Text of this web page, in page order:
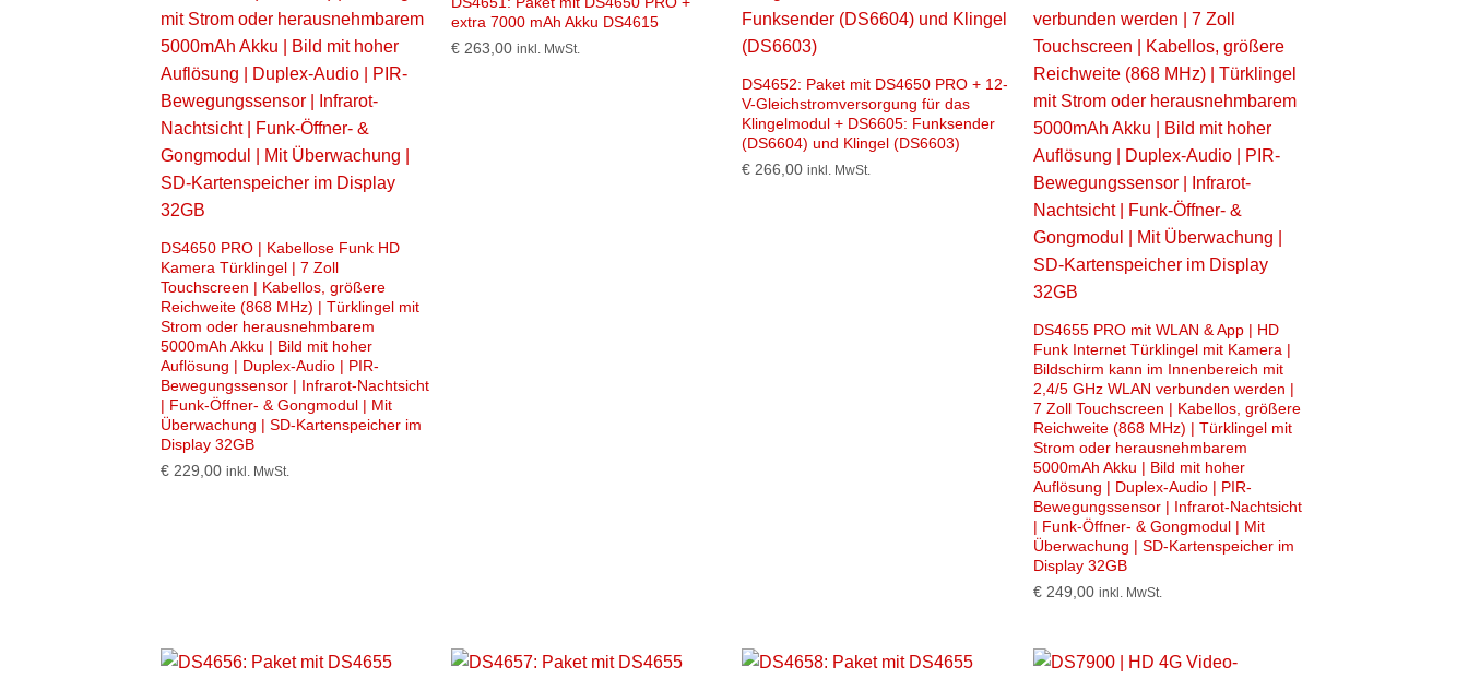
DS4650 PRO | Kabellose Funk HD
Kamera Türklingel | 7 Zoll
Touchscreen | Kabellos, größere
Reichweite (868 MHz) | Türklingel mit
Strom oder herausnehmbarem
5000mAh Akku | Bild mit hoher
Auflösung | Duplex-Audio | PIR-
Bewegungssensor | Infrarot-Nachtsicht
| Funk-Öffner- & Gongmodul | Mit
Überwachung | SD-Kartenspeicher im
Display 32GB
€229,00 inkl. MwSt.
extra 7000 mAh Akku DS4615
€ 263,00 inkl. MwSt.
DS4652: Paket mit DS4650 PRO + 12-
V-Gleichstromversorgung für das
Klingelmodul + DS6605: Funksender
(DS6604) und Klingel (DS6603)
€ 266,00 inkl. MwSt.
DS4655 PRO mit WLAN & App | HD
Funk Internet Türklingel mit Kamera |
Bildschirm kann im Innenbereich mit
2,4/5 GHz WLAN verbunden werden |
7 Zoll Touchscreen | Kabellos, größere
Reichweite (868 MHz) | Türklingel mit
Strom oder herausnehmbarem
5000mAh Akku | Bild mit hoher
Auflösung | Duplex-Audio | PIR-
Bewegungssensor | Infrarot-Nachtsicht
| Funk-Öffner- & Gongmodul | Mit
Überwachung | SD-Kartenspeicher im
Display 32GB
€249,00 inkl. MwSt.